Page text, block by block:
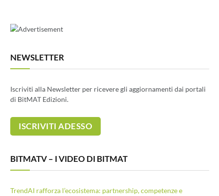
NEWSLETTER
Iscriviti alla Newsletter per ricevere gli aggiornamenti dai portali
di BitMAT Edizioni.
BITMATV – I VIDEO DI BITMAT
TrendAI rafforza l’ecosistema: partnership, competenze e